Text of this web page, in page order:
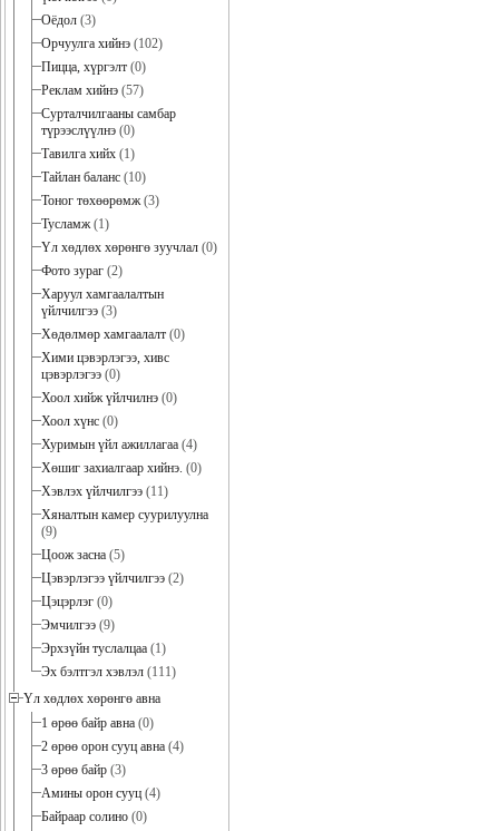
Оёдол (3)
Орчуулга хийнэ (102)
Пицца, хүргэлт (0)
Реклам хийнэ (57)
Сурталчилгааны самбар
түрээслүүлнэ (0)
Тавилга хийх (1)
Тайлан баланс (10)
Тоног төхөөрөмж(3)
Тусламж(1)
Үл хөдлөх хөрөнгө зуучлал (0)
Фото зураг (2)
Харуул хамгаалалтын
үйлчилгээ (3)
Хөдөлмөр хамгаалалт (0)
Хими цэвэрлэгээ, хивс
цэвэрлэгээ (0)
Хоол хийж үйлчилнэ (0)
Хоол хүнс (0)
Хуримын үйл ажиллагаа (4)
Хөшиг захиалгаар хийнэ. (0)
Хэвлэх үйлчилгээ (11)
Хяналтын камер суурилуулна
(9)
Цоож засна (5)
Цэвэрлэгээ үйлчилгээ (2)
Цэцэрлэг (0)
Эмчилгээ (9)
Эрхзүйн туслалцаа (1)
Эх бэлтгэл хэвлэл (111)
Үл хөдлөх хөрөнгө авна
1 өрөө байр авна (0)
2 өрөө орон сууц авна (4)
3 өрөө байр (3)
Амины орон сууц (4)
Байраар солино (0)